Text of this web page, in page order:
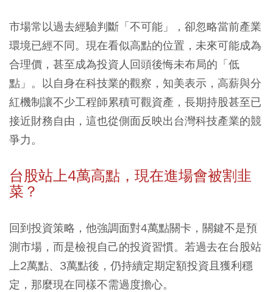
市場常以過去經驗判斷「不可能」，卻忽略當前產業
環境已經不同。現在看似高點的位置，未來可能成為
合理價，甚至成為投資人回頭後悔未布局的「低
點」。以自身在科技業的觀察，知美表示，高薪與分
紅機制讓不少工程師累積可觀資產，長期持股甚至已
接近財務自由，這也從側面反映出台灣科技產業的競
爭力。
台股站上4萬高點，現在進場會被割韭
菜？
回到投資策略，他強調面對4萬點關卡，關鍵不是預
測市場，而是檢視自己的投資習慣。若過去在台股站
上2萬點、3萬點後，仍持續定期定額投資且獲利穩
定，那麼現在同樣不需過度擔心。